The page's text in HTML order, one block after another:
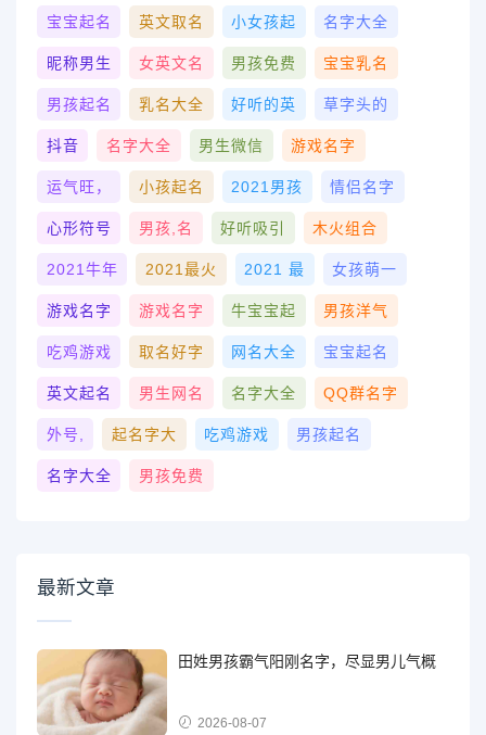
宝宝起名 英文取名 小女孩起 名字大全
昵称男生 女英文名 男孩免费 宝宝乳名
男孩起名 乳名大全 好听的英 草字头的
抖音 名字大全 男生微信 游戏名字
运气旺， 小孩起名 2021男孩 情侣名字
心形符号 男孩,名 好听吸引 木火组合
2021牛年 2021最火 2021 最 女孩萌一
游戏名字 游戏名字 牛宝宝起 男孩洋气
吃鸡游戏 取名好字 网名大全 宝宝起名
英文起名 男生网名 名字大全 QQ群名字
外号, 起名字大 吃鸡游戏 男孩起名
名字大全 男孩免费
最新文章
田姓男孩霸气阳刚名字，尽显男儿气概
2026-08-07